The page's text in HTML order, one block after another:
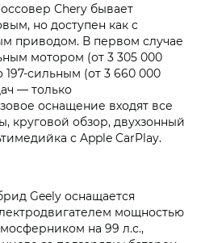
Chery бывает
но доступен как с
приводом. В первом случае
мотором (от 3 305 000
сильным (от 3 660 000
— только
оснащение входят все
круговой обзор, двухзонный
с Apple CarPlay.
Geely оснащается
мощностью
на 99 л.с.,